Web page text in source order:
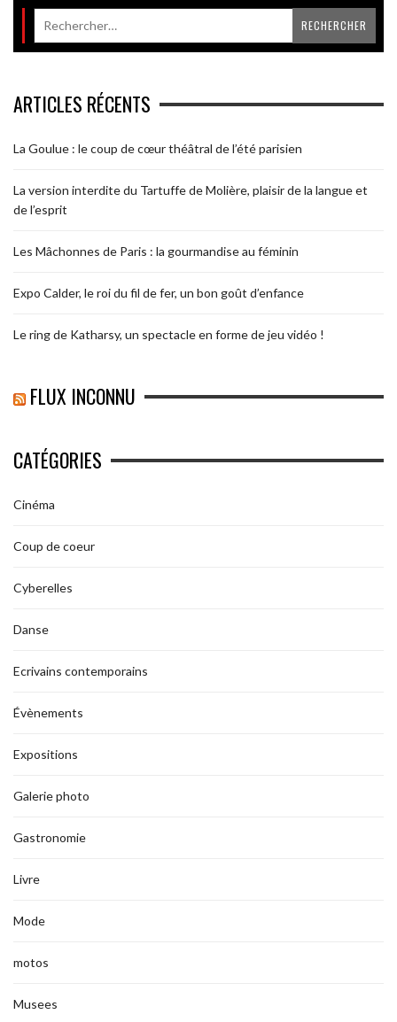
ARTICLES RÉCENTS
La Goulue : le coup de cœur théâtral de l’été parisien
La version interdite du Tartuffe de Molière, plaisir de la langue et
de l’esprit
Les Mâchonnes de Paris : la gourmandise au féminin
Expo Calder, le roi du fil de fer, un bon goût d’enfance
Le ring de Katharsy, un spectacle en forme de jeu vidéo !
FLUX INCONNU
CATÉGORIES
Cinéma
Coup de coeur
Cyberelles
Danse
Ecrivains contemporains
Évènements
Expositions
Galerie photo
Gastronomie
Livre
Mode
motos
Musees